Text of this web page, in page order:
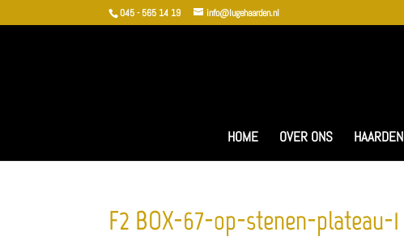
045 - 565 14 19 info@lugehaarden.nl
HOME OVER ONS HAARDEN
F2_BOX-67-op-stenen-plateau-1